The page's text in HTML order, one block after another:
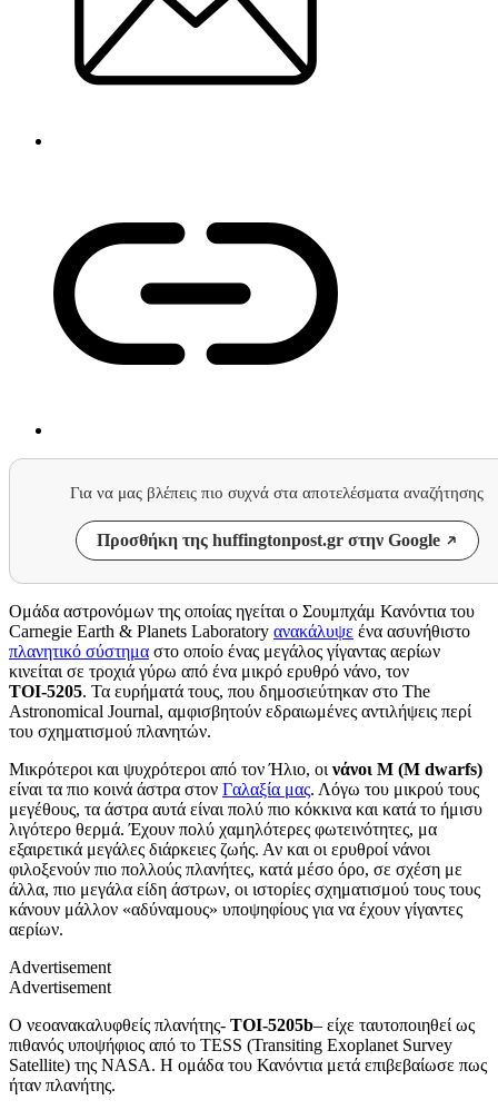
Για να μας βλέπεις πιο συχνά στα αποτελέσματα αναζήτησης
Προσθήκη της huffingtonpost.gr στην Google
Ομάδα αστρονόμων της οποίας ηγείται ο Σουμπχάμ Κανόντια του
Carnegie Earth & Planets Laboratory ανακάλυψε ένα ασυνήθιστο
πλανητικό σύστημα στο οποίο ένας μεγάλος γίγαντας αερίων
κινείται σε τροχιά γύρω από ένα μικρό ερυθρό νάνο, τον
ΤΟΙ-5205. Τα ευρήματά τους, που δημοσιεύτηκαν στο The
Astronomical Journal, αμφισβητούν εδραιωμένες αντιλήψεις περί
του σχηματισμού πλανητών.
Μικρότεροι και ψυχρότεροι από τον Ήλιο, οι νάνοι Μ (M dwarfs)
είναι τα πιο κοινά άστρα στον Γαλαξία μας. Λόγω του μικρού τους
μεγέθους, τα άστρα αυτά είναι πολύ πιο κόκκινα και κατά το ήμισυ
λιγότερο θερμά. Έχουν πολύ χαμηλότερες φωτεινότητες, μα
εξαιρετικά μεγάλες διάρκειες ζωής. Αν και οι ερυθροί νάνοι
φιλοξενούν πιο πολλούς πλανήτες, κατά μέσο όρο, σε σχέση με
άλλα, πιο μεγάλα είδη άστρων, οι ιστορίες σχηματισμού τους τους
κάνουν μάλλον «αδύναμους» υποψηφίους για να έχουν γίγαντες
αερίων.
Advertisement
Advertisement
Ο νεοανακαλυφθείς πλανήτης- TOI-5205b– είχε ταυτοποιηθεί ως
πιθανός υποψήφιος από το TESS (Transiting Exoplanet Survey
Satellite) της NASA. Η ομάδα του Κανόντια μετά επιβεβαίωσε πως
ήταν πλανήτης.